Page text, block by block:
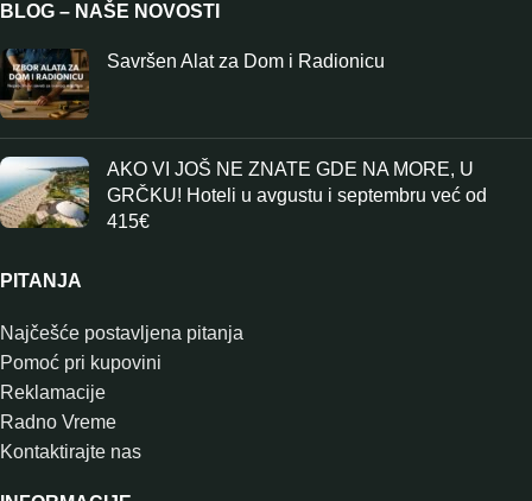
BLOG – NAŠE NOVOSTI
Savršen Alat za Dom i Radionicu
AKO VI JOŠ NE ZNATE GDE NA MORE, U
GRČKU! Hoteli u avgustu i septembru već od
415€
PITANJA
Najčešće postavljena pitanja
Pomoć pri kupovini
Reklamacije
Radno Vreme
Kontaktirajte nas